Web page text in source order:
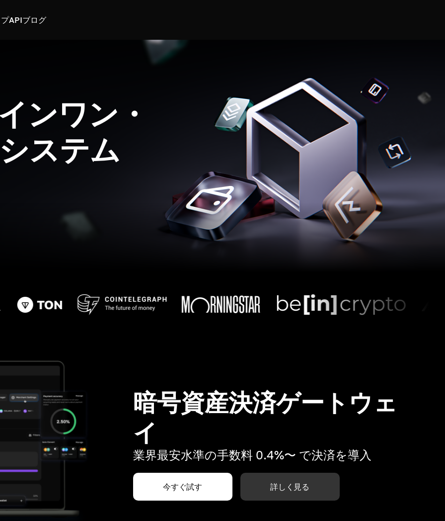
APIブログ
ンワン・
ステム
暗号資産決済ゲートウェ
イ
業界最安水準の手数料 0.4%〜 で決済を導入
今すぐ試す 詳しく見る